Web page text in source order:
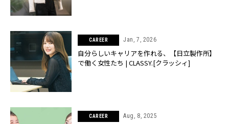
CAREER Jan, 7, 2026
自分らしいキャリアを作れる、【日立製作所】
で働く女性たち | CLASSY.[クラッシィ]
CAREER Aug, 8, 2025